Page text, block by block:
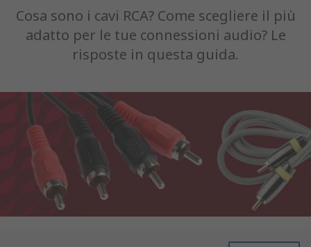
Cosa sono i cavi RCA? Come scegliere il più
adatto per le tue connessioni audio? Le
risposte in questa guida.